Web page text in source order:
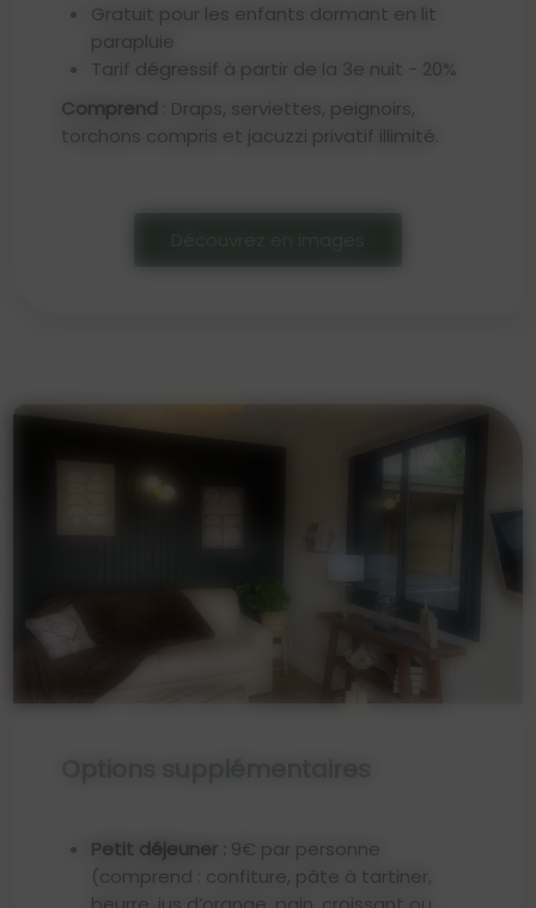
Gratuit pour les enfants dormant en lit
parapluie
Tarif dégressif à partir de la 3e nuit - 20%
Comprend
: Draps, serviettes, peignoirs,
torchons compris et jacuzzi privatif illimité.
Petit déjeuner : 9€ par personne
(comprend : confiture, pâte à tartiner,